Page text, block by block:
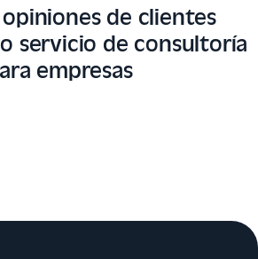
de clientes
servicio de consultoría
empresas